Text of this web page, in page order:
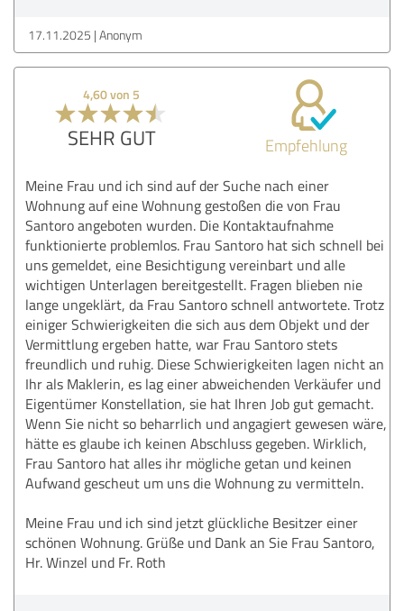
17.11.2025 Anonym
4,60 von 5
SEHR GUT Empfehlung
Meine Frau und ich sind auf der Suche nach einer
Wohnung auf eine Wohnung gestoßen die von Frau
Santoro angeboten wurden. Die Kontaktaufnahme
funktionierte problemlos. Frau Santoro hat sich schnell bei
uns gemeldet, eine Besichtigung vereinbart und alle
wichtigen Unterlagen bereitgestellt. Fragen blieben nie
lange ungeklärt, da Frau Santoro schnell antwortete. Trotz
einiger Schwierigkeiten die sich aus dem Objekt und der
Vermittlung ergeben hatte, war Frau Santoro stets
freundlich und ruhig. Diese Schwierigkeiten lagen nicht an
Ihr als Maklerin, es lag einer abweichenden Verkäufer und
Eigentümer Konstellation, sie hat Ihren Job gut gemacht.
Wenn Sie nicht so beharrlich und angagiert gewesen wäre,
hätte es glaube ich keinen Abschluss gegeben. Wirklich,
Frau Santoro hat alles ihr mögliche getan und keinen
Aufwand gescheut um uns die Wohnung zu vermitteln.
Meine Frau und ich sind jetzt glückliche Besitzer einer
schönen Wohnung. Grüße und Dank an Sie Frau Santoro,
Hr. Winzel und Fr. Roth